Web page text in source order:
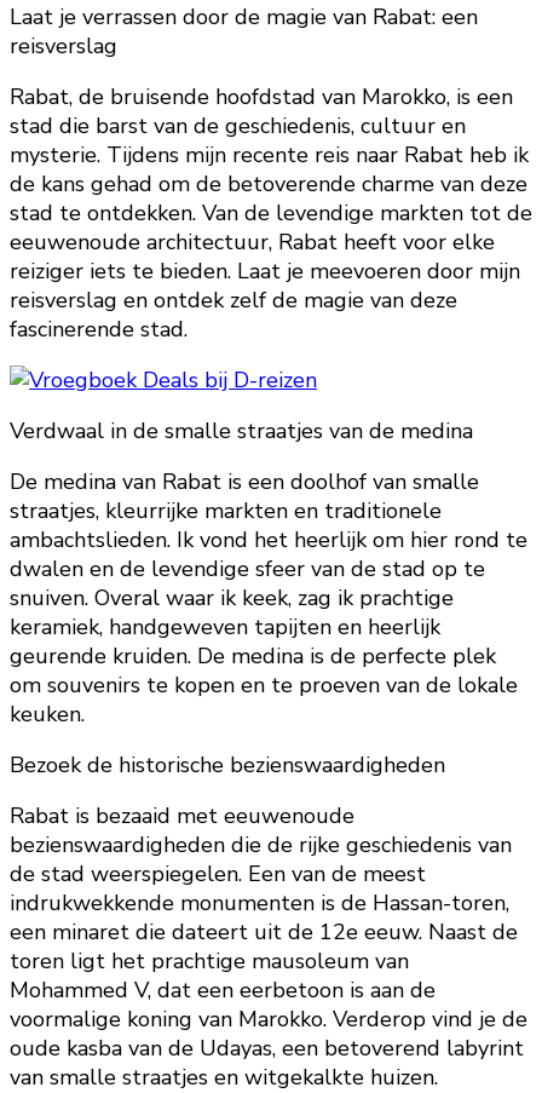
Laat je verrassen door de magie van Rabat: een
reisverslag
Rabat, de bruisende hoofdstad van Marokko, is een
stad die barst van de geschiedenis, cultuur en
mysterie. Tijdens mijn recente reis naar Rabat heb ik
de kans gehad om de betoverende charme van deze
stad te ontdekken. Van de levendige markten tot de
eeuwenoude architectuur, Rabat heeft voor elke
reiziger iets te bieden. Laat je meevoeren door mijn
reisverslag en ontdek zelf de magie van deze
fascinerende stad.
Verdwaal in de smalle straatjes van de medina
De medina van Rabat is een doolhof van smalle
straatjes, kleurrijke markten en traditionele
ambachtslieden. Ik vond het heerlijk om hier rond te
dwalen en de levendige sfeer van de stad op te
snuiven. Overal waar ik keek, zag ik prachtige
keramiek, handgeweven tapijten en heerlijk
geurende kruiden. De medina is de perfecte plek
om souvenirs te kopen en te proeven van de lokale
keuken.
Bezoek de historische bezienswaardigheden
Rabat is bezaaid met eeuwenoude
bezienswaardigheden die de rijke geschiedenis van
de stad weerspiegelen. Een van de meest
indrukwekkende monumenten is de Hassan-toren,
een minaret die dateert uit de 12e eeuw. Naast de
toren ligt het prachtige mausoleum van
Mohammed V, dat een eerbetoon is aan de
voormalige koning van Marokko. Verderop vind je de
oude kasba van de Udayas, een betoverend labyrint
van smalle straatjes en witgekalkte huizen.